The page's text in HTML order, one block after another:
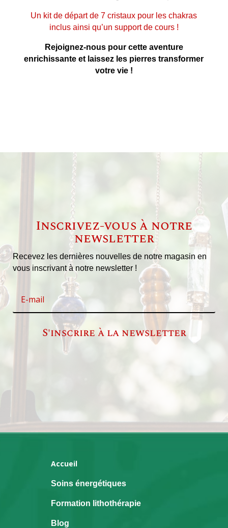
Un kit de départ de 7 cristaux pour les chakras
inclus ainsi qu’un support de cours !
Rejoignez-nous pour cette aventure
enrichissante et laissez les pierres transformer
votre vie !
Inscrivez-vous à notre
newsletter
Recevez les dernières nouvelles de notre magasin en
vous inscrivant à notre newsletter !
S'inscrire à la newsletter
Accueil
Soins énergétiques
Formation lithothérapie
Blog